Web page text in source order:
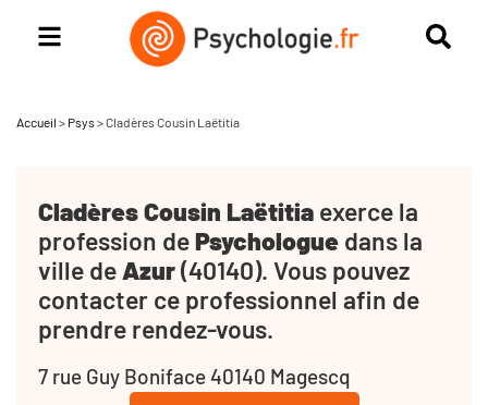
Accueil > Psys >Cladères Cousin Laëtitia
Cladères Cousin Laëtitia exerce la
profession dePsychologue dans la
ville deAzur(40140). Vous pouvez
contacter ce professionnel afin de
prendre rendez-vous.
7 rue Guy Boniface 40140 Magescq